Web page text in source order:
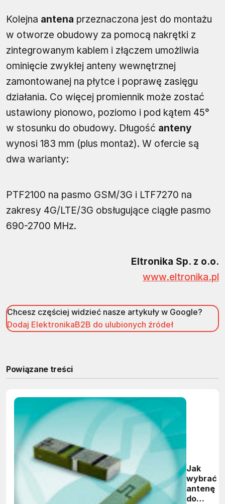
Kolejna antena przeznaczona jest do montażu
w otworze obudowy za pomocą nakrętki z
zintegrowanym kablem i złączem umożliwia
ominięcie zwykłej anteny wewnętrznej
zamontowanej na płytce i poprawę zasięgu
działania. Co więcej promiennik może zostać
ustawiony pionowo, poziomo i pod kątem 45°
w stosunku do obudowy. Długość anteny
wynosi 183 mm (plus montaż). W ofercie są
dwa warianty:
PTF2100 na pasmo GSM/3G i LTF7270 na
zakresy 4G/LTE/3G obsługujące ciągłe pasmo
690-2700 MHz.
Eltronika Sp. z o.o.
www.eltronika.pl
Chcesz częściej widzieć nasze artykuły w Google?
Dodaj ElektronikaB2B do ulubionych źródeł
Powiązane treści
Jak
wybrać
antenę
do